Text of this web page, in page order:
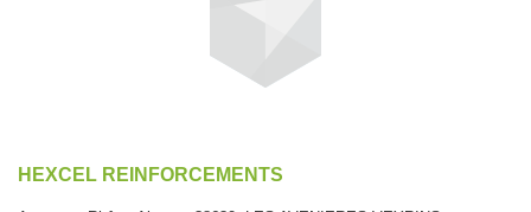
HEXCEL REINFORCEMENTS